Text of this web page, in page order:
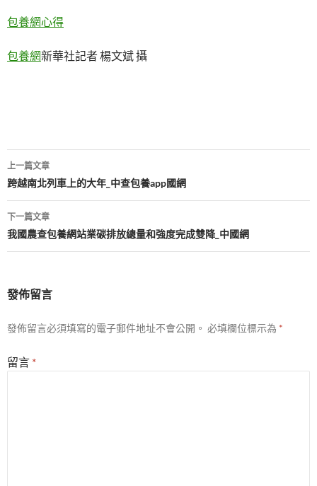
包養網心得
包養網新華社記者 楊文斌 攝
文
章
導
覽
上一篇文章
跨越南北列車上的大年_中查包養app國網
下一篇文章
我國農查包養網站業碳排放總量和強度完成雙降_中國網
發佈留言
發佈留言必須填寫的電子郵件地址不會公開。 必填欄位標示為 *
留言 *